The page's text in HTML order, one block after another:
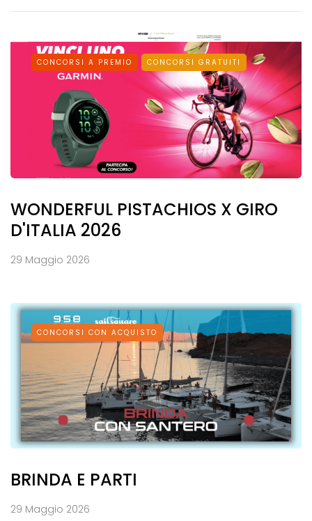
CONCORSI A PREMIO CONCORSI GRATUITI
WONDERFUL PISTACHIOS X GIRO
D'ITALIA 2026
29 Maggio 2026
CONCORSI CON ACQUISTO
BRINDA E PARTI
29 Maggio 2026